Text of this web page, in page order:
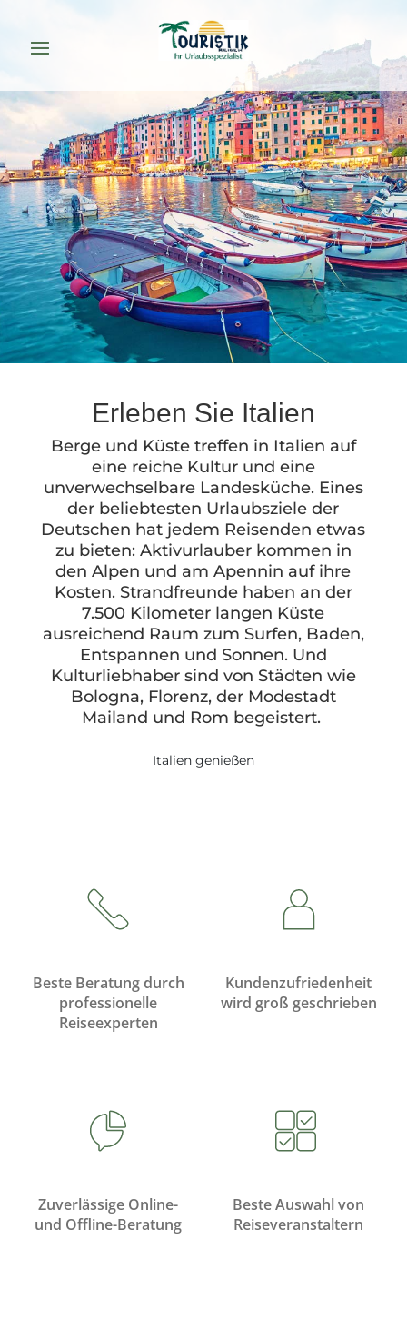
Erleben Sie Italien
Berge und Küste treffen in Italien auf
eine reiche Kultur und eine
unverwechselbare Landesküche. Eines
der beliebtesten Urlaubsziele der
Deutschen hat jedem Reisenden etwas
zu bieten: Aktivurlauber kommen in
den Alpen und am Apennin auf ihre
Kosten. Strandfreunde haben an der
7.500 Kilometer langen Küste
ausreichend Raum zum Surfen, Baden,
Entspannen und Sonnen. Und
Kulturliebhaber sind von Städten wie
Bologna, Florenz, der Modestadt
Mailand und Rom begeistert.
Italien genießen
Beste Beratung durch
professionelle
Reiseexperten
Kundenzufriedenheit
wird groß geschrieben
Zuverlässige Online-
und Offline-Beratung
Beste Auswahl von
Reiseveranstaltern